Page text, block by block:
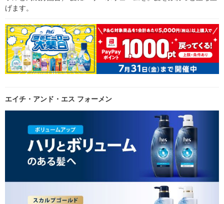
げます。
エイチ・アンド・エス フォーメン